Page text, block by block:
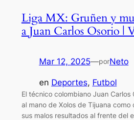
Liga MX: Gruñen y
a Juan Carlos Osorio |
Mar 12, 2025—porNeto
en Deportes, Futbol
El técnico colombiano Juan Carlos
al mano de Xolos de Tijuana como
sus malos resultados al frente del